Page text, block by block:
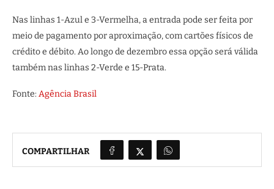
Nas linhas 1-Azul e 3-Vermelha, a entrada pode ser feita por
meio de pagamento por aproximação, com cartões físicos de
crédito e débito. Ao longo de dezembro essa opção será válida
também nas linhas 2-Verde e 15-Prata.
Fonte: Agência Brasil
COMPARTILHAR